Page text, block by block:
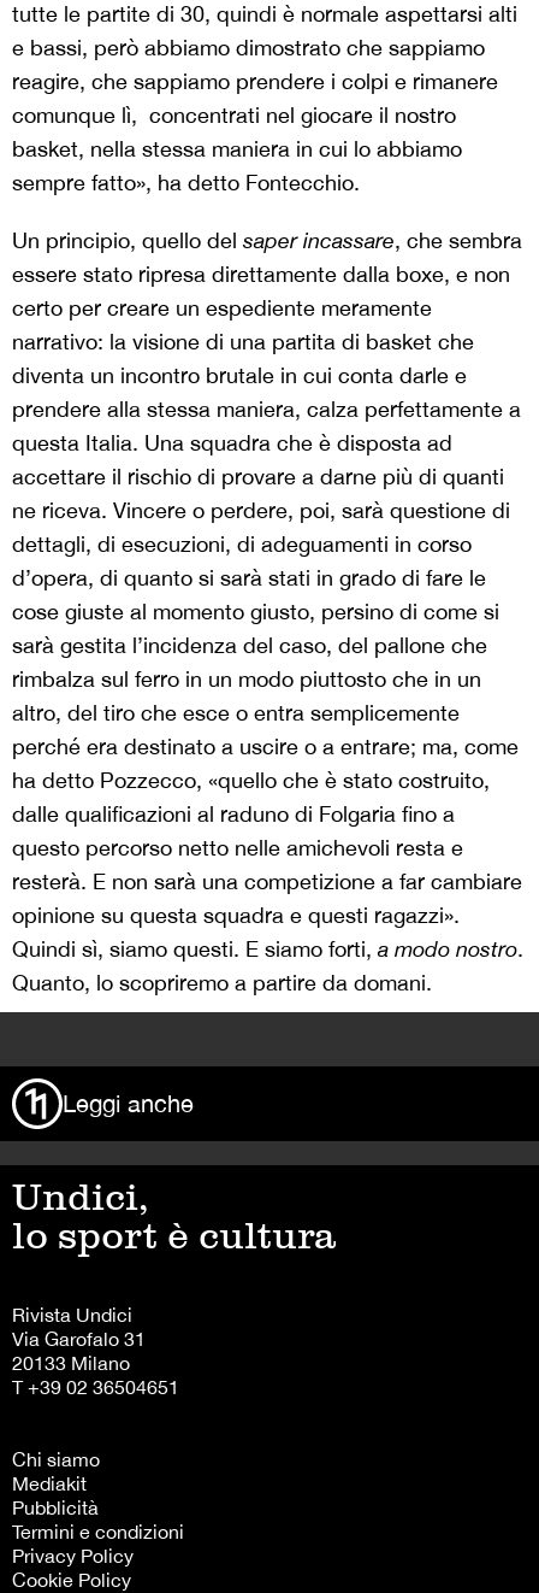
tutte le partite di 30, quindi è normale aspettarsi alti
e bassi, però abbiamo dimostrato che sappiamo
reagire, che sappiamo prendere i colpi e rimanere
comunque lì, concentrati nel giocare il nostro
basket, nella stessa maniera in cui lo abbiamo
sempre fatto», ha detto Fontecchio.
Un principio, quello del saper incassare, che sembra
essere stato ripresa direttamente dalla boxe, e non
certo per creare un espediente meramente
narrativo: la visione di una partita di basket che
diventa un incontro brutale in cui conta darle e
prendere alla stessa maniera, calza perfettamente a
questa Italia. Una squadra che è disposta ad
accettare il rischio di provare a darne più di quanti
ne riceva. Vincere o perdere, poi, sarà questione di
dettagli, di esecuzioni, di adeguamenti in corso
d’opera, di quanto si sarà stati in grado di fare le
cose giuste al momento giusto, persino di come si
sarà gestita l’incidenza del caso, del pallone che
rimbalza sul ferro in un modo piuttosto che in un
altro, del tiro che esce o entra semplicemente
perché era destinato a uscire o a entrare; ma, come
ha detto Pozzecco, «quello che è stato costruito,
dalle qualificazioni al raduno di Folgaria fino a
questo percorso netto nelle amichevoli resta e
resterà. E non sarà una competizione a far cambiare
opinione su questa squadra e questi ragazzi».
Quindi sì, siamo questi. E siamo forti,a modo nostro.
Quanto, lo scopriremo a partire da domani.
Leggi anche
Undici,
lo sport è cultura
Rivista Undici
Via Garofalo 31
20133 Milano
T +39 02 36504651
Chi siamo
Mediakit
Pubblicità
Termini e condizioni
Privacy Policy
Cookie Policy